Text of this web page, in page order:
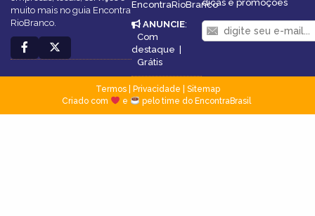
muito mais no guia Encontra
RioBranco.
EncontraRioBranco
ANUNCIE:
Com
destaque
Grátis
dicas e promoções
Termos| Privacidade
Sitemap
Criado com
e pelo time do EncontraBrasil